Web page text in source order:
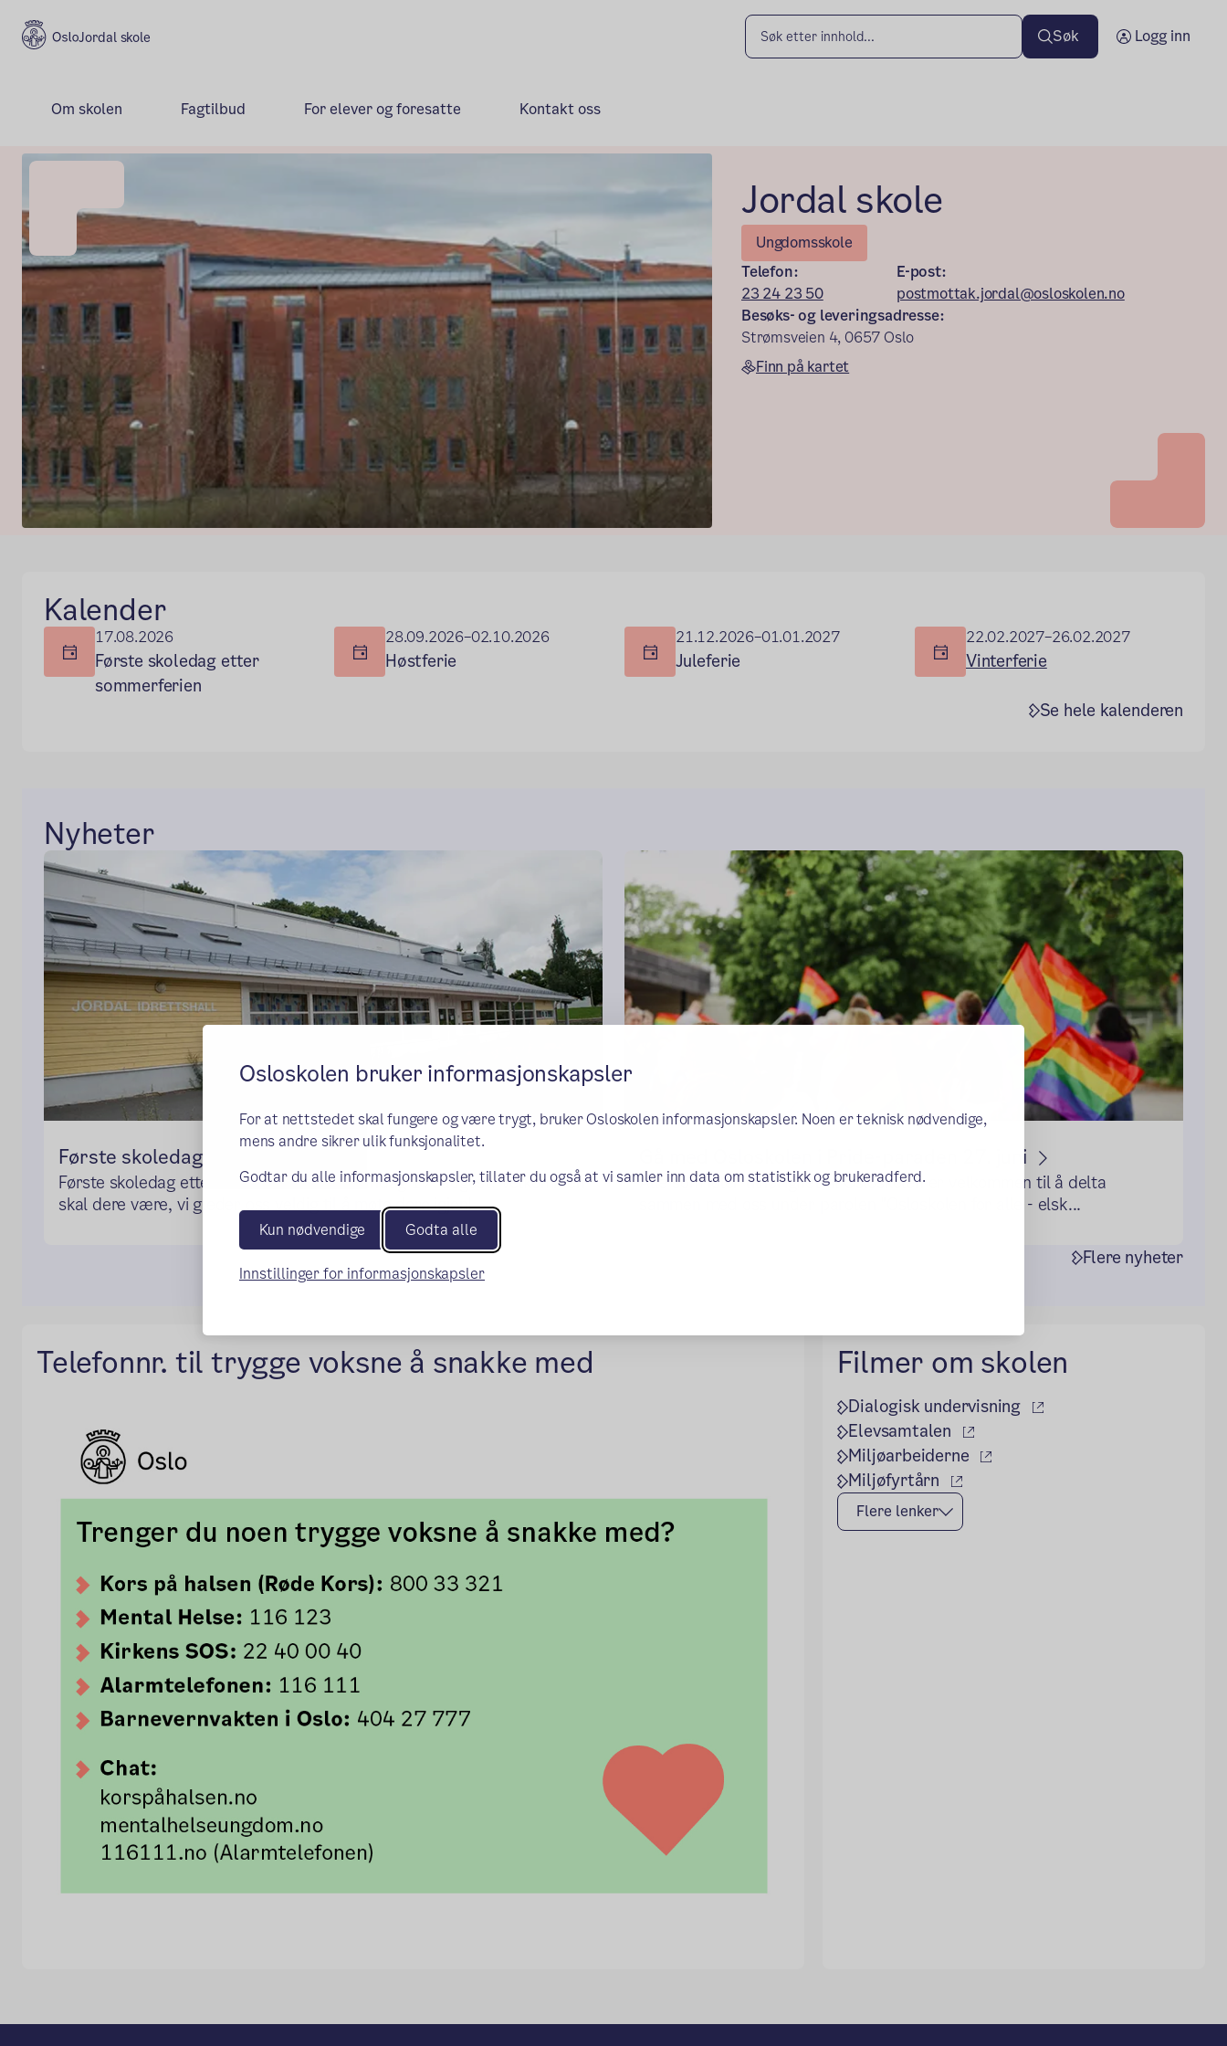
Osloskolen bruker informasjonskapsler
For at nettstedet skal fungere og være trygt, bruker Osloskolen informasjonskapsler. Noen er teknisk nødvendige,
mens andre sikrer ulik funksjonalitet.
Godtar du alle informasjonskapsler, tillater du også at vi samler inn data om statistikk og brukeradferd.
Kun nødvendige Godta alle
Innstillinger for informasjonskapsler
Jordal skole Søk Logg inn
Om skolen Fagtilbud For elever og foresatte Kontakt oss
Jordal skole
Ungdomsskole
Telefon:
23 24 23 50
E-post:
postmottak.jordal@osloskolen.no
Besøks- og leveringsadresse:
Strømsveien 4, 0657 Oslo
Finn på kartet
Kalender
17.08.2026
Første skoledag etter
sommerferien
28.09.2026–02.10.2026
Høstferie
21.12.2026–01.01.2027
Juleferie
22.02.2027–26.02.2027
Vinterferie
Se hele kalenderen
Nyheter
Første skoledag 17. august
Første skoledag etter sommerferien er mandag 17. august. Velkommen
skal dere være, vi gleder oss veldig til å møte dere igjen!
Gå med Osloskolen i Pride-paraden 27. juni
Alle som føler tilhørighet til Osloskolen er velkommen til å delta
sammen med oss under parolen "Osloskolen for alle - elsk...
Flere nyheter
Telefonnr. til trygge voksne å snakke med Filmer om skolen
Dialogisk undervisning
(ekstern lenke)
Elevsamtalen
(ekstern lenke)
Miljøarbeiderne
(ekstern lenke)
Miljøfyrtårn
(ekstern lenke)
Flere lenker